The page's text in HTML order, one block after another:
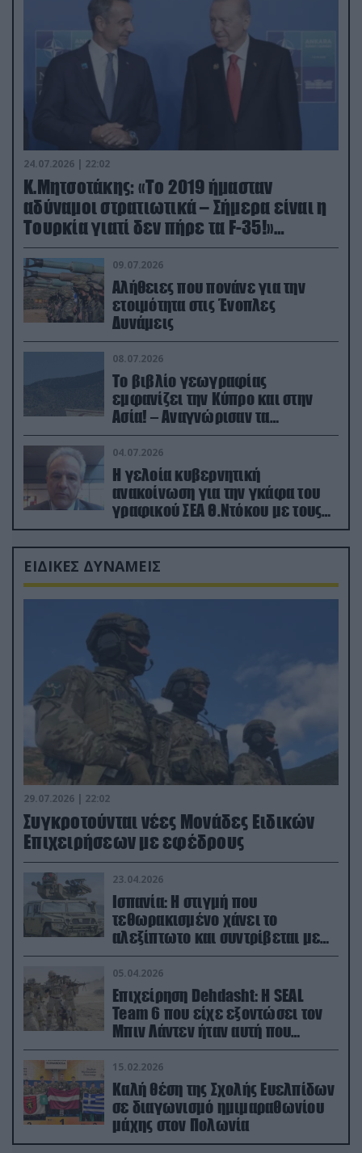
24.07.2026 | 22:02
Κ.Μητσοτάκης: «Το 2019 ήμασταν
αδύναμοι στρατιωτικά – Σήμερα είναι η
Τουρκία γιατί δεν πήρε τα F-35!»
(βίντεο)
09.07.2026
Αλήθειες που πονάνε για την
ετοιμότητα στις Ένοπλες
Δυνάμεις
08.07.2026
Το βιβλίο γεωγραφίας
εμφανίζει την Κύπρο και στην
Ασία! – Αναγνώρισαν τα
κατεχόμενα; (φωτο)
04.07.2026
Η γελοία κυβερνητική
ανακοίνωση για την γκάφα του
γραφικού ΣΕΑ Θ.Ντόκου με τους
Ρώσους φαρσέρ
ΕΙΔΙΚΕΣ ΔΥΝΑΜΕΙΣ
29.07.2026 | 22:02
Συγκροτούνται νέες Μονάδες Ειδικών
Επιχειρήσεων με εφέδρους
23.04.2026
Ισπανία: Η στιγμή που
τεθωρακισμένο χάνει το
αλεξίπτωτο και συντρίβεται με
ορμή στο έδαφος (βίντεο)
05.04.2026
Επιχείρηση Dehdasht: Η SEAL
Team 6 που είχε εξοντώσει τον
Μπιν Λάντεν ήταν αυτή που
διέσωσε τον πιλότο του F-15
15.02.2026
Καλή θέση της Σχολής Ευελπίδων
σε διαγωνισμό ημιμαραθωνίου
μάχης στον Πολωνία